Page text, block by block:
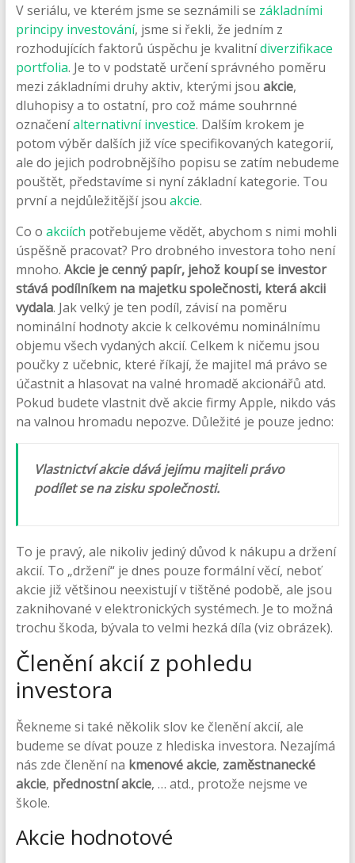
V seriálu, ve kterém jsme se seznámili se základními
principy investování, jsme si řekli, že jedním z
rozhodujících faktorů úspěchu je kvalitnídiverzifikace
portfolia. Je to v podstatě určení správného poměru
mezi základními druhy aktiv, kterými jsou akcie,
dluhopisy a to ostatní, pro což máme souhrnné
označeníalternativní investice. Dalším krokem je
potom výběr dalších již více specifikovaných kategorií,
ale do jejich podrobnějšího popisu se zatím nebudeme
pouštět, představíme si nyní základní kategorie. Tou
první a nejdůležitější jsou akcie.
Co o akciích potřebujeme vědět, abychom s nimi mohli
úspěšně pracovat? Pro drobného investora toho není
mnoho. Akcie je cenný papír, jehož koupí se investor
stává podílníkem na majetku společnosti, která akcii
vydala. Jak velký je ten podíl, závisí na poměru
nominální hodnoty akcie k celkovému nominálnímu
objemu všech vydaných akcií. Celkem k ničemu jsou
poučky z učebnic, které říkají, že majitel má právo se
účastnit a hlasovat na valné hromadě akcionářů atd.
Pokud budete vlastnit dvě akcie firmy Apple, nikdo vás
na valnou hromadu nepozve. Důležité je pouze jedno:
Vlastnictví akcie dává jejímu majiteli právo
podílet se na zisku společnosti.
To je pravý, ale nikoliv jediný důvod k nákupu a držení
akcií. To „držení“ je dnes pouze formální věcí, neboť
akcie již většinou neexistují v tištěné podobě, ale jsou
zaknihované v elektronických systémech. Je to možná
trochu škoda, bývala to velmi hezká díla (viz obrázek).
Členění akcií z pohledu
investora
Řekneme si také několik slov ke členění akcií, ale
budeme se dívat pouze z hlediska investora. Nezajímá
nás zde členění na kmenové akcie, zaměstnanecké
akcie, přednostní akcie, … atd., protože nejsme ve
škole.
Akcie hodnotové